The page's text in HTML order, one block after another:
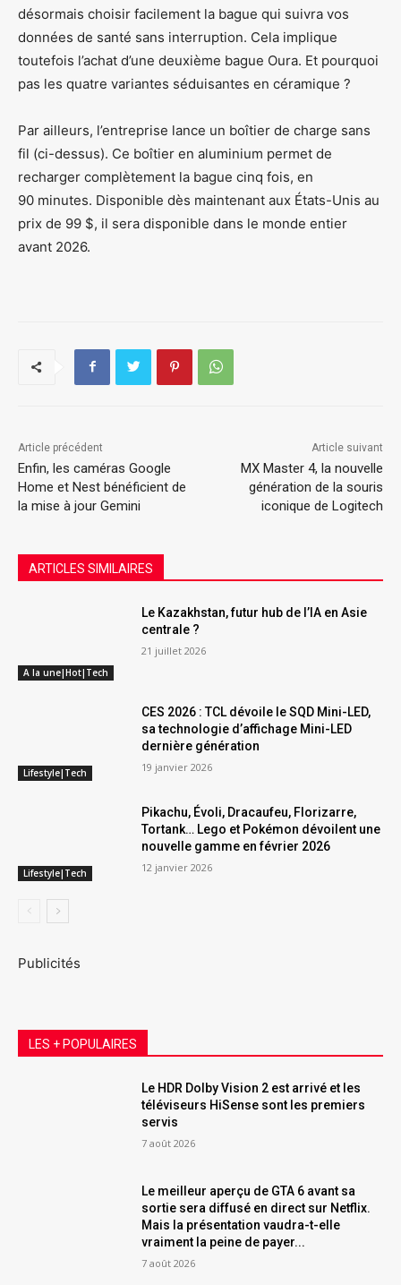
désormais choisir facilement la bague qui suivra vos
données de santé sans interruption. Cela implique
toutefois l’achat d’une deuxième bague Oura. Et pourquoi
pas les quatre variantes séduisantes en céramique ?
Par ailleurs, l’entreprise lance un boîtier de charge sans
fil (ci-dessus). Ce boîtier en aluminium permet de
recharger complètement la bague cinq fois, en
90 minutes. Disponible dès maintenant aux États-Unis au
prix de 99 $, il sera disponible dans le monde entier
avant 2026.
Article précédent
Enfin, les caméras Google
Home et Nest bénéficient de
la mise à jour Gemini
Article suivant
MX Master 4, la nouvelle
génération de la souris
iconique de Logitech
ARTICLES SIMILAIRES
A la une|Hot|Tech
Le Kazakhstan, futur hub de l’IA en Asie
centrale ?
21 juillet 2026
Lifestyle|Tech
CES 2026 : TCL dévoile le SQD Mini-LED,
sa technologie d’affichage Mini-LED
dernière génération
19 janvier 2026
Lifestyle|Tech
Pikachu, Évoli, Dracaufeu, Florizarre,
Tortank… Lego et Pokémon dévoilent une
nouvelle gamme en février 2026
12 janvier 2026
Publicités
LES + POPULAIRES
Le HDR Dolby Vision 2 est arrivé et les
téléviseurs HiSense sont les premiers
servis
7 août 2026
Le meilleur aperçu de GTA 6 avant sa
sortie sera diffusé en direct sur Netflix.
Mais la présentation vaudra-t-elle
vraiment la peine de payer...
7 août 2026